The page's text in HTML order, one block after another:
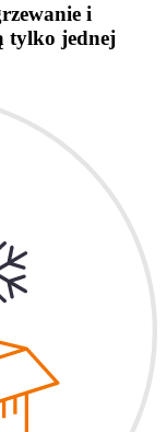
i
tylko jednej